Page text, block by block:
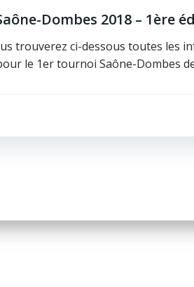
Dombes 2018 – 1ère
trouverez ci-dessous toutes les
le 1er tournoi Saône-Dombes